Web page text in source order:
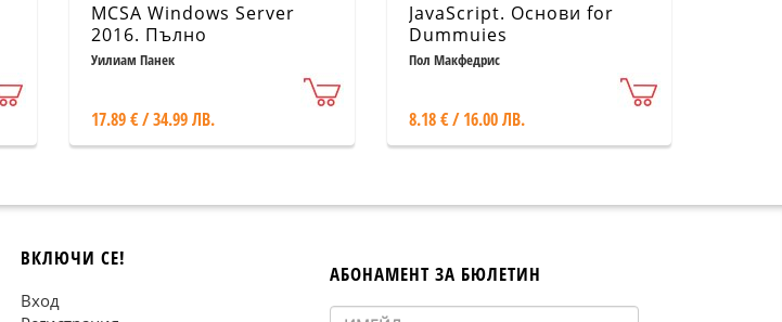
MCSA Windows Server
2016. Пълно
ръководство Т.3
Уилиам Панек
17.89 € / 34.99 ЛВ.
JavaScript. Основи for
Dummuies
Пол Макфедрис
8.18 € / 16.00 ЛВ.
ВКЛЮЧИ СЕ!
Вход
АБОНАМЕНТ ЗА БЮЛЕТИН